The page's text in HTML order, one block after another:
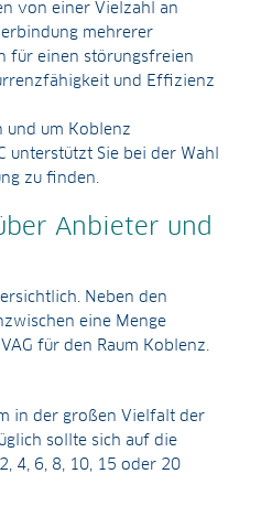
von einer Vielzahl an
mehrerer
für einen störungsfreien
und Effizienz
und um Koblenz
unterstützt Sie bei der Wahl
zu finden.
Anbieter und
Neben den
eine Menge
für den Raum Koblenz.
in der großen Vielfalt der
sollte sich auf die
4, 6, 8, 10, 15 oder 20